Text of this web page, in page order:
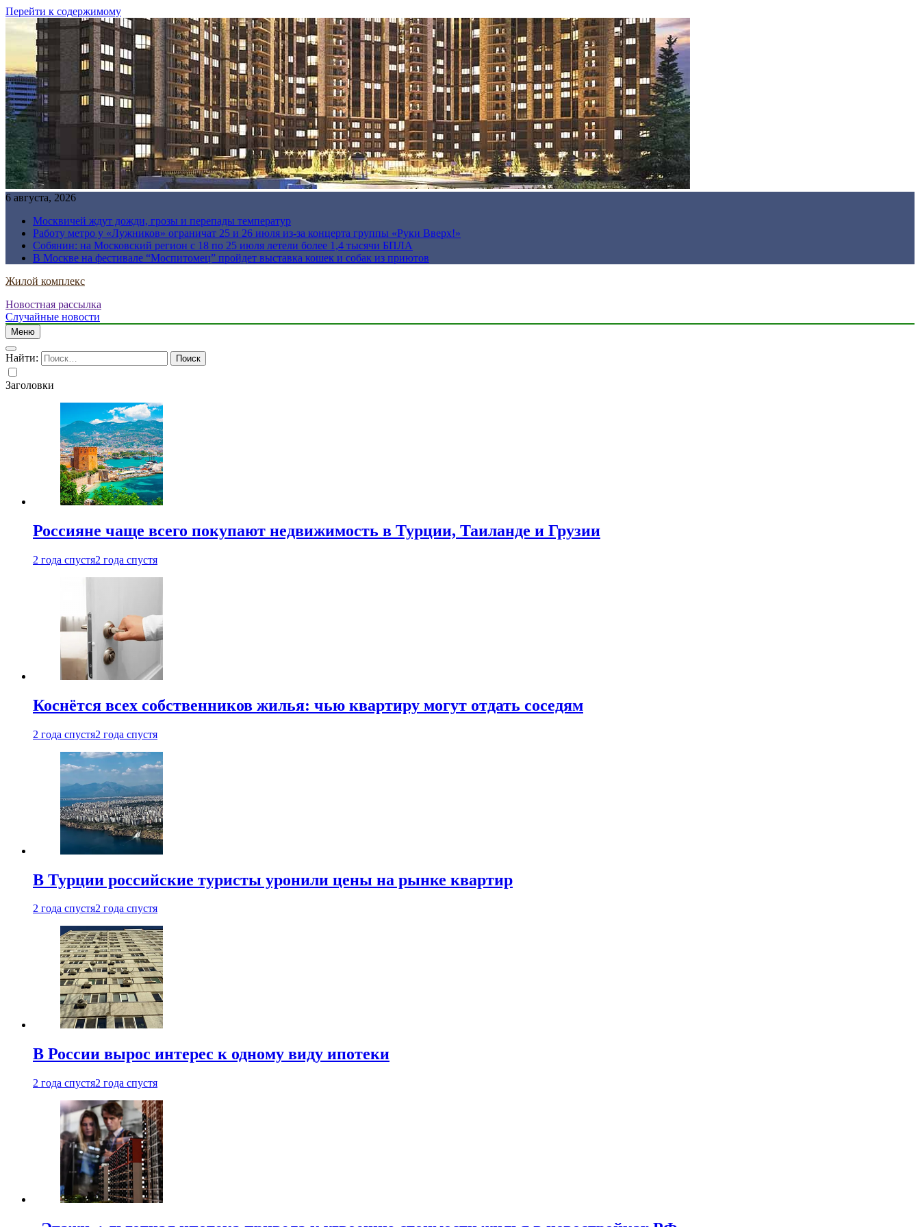
Перейти к содержимому
6 августа, 2026
Москвичей ждут дожди, грозы и перепады температур
Работу метро у «Лужников» ограничат 25 и 26 июля из-за концерта группы «Руки Вверх!»
Собянин: на Московский регион с 18 по 25 июля летели более 1,4 тысячи БПЛА
В Москве на фестивале “Моспитомец” пройдет выставка кошек и собак из приютов
Жилой комплекс
Новостная рассылка
Случайные новости
Меню
Найти:
Заголовки
Россияне чаще всего покупают недвижимость в Турции, Таиланде и Грузии
2 года спустя2 года спустя
Коснётся всех собственников жилья: чью квартиру могут отдать соседям
2 года спустя2 года спустя
В Турции российские туристы уронили цены на рынке квартир
2 года спустя2 года спустя
В России вырос интерес к одному виду ипотеки
2 года спустя2 года спустя